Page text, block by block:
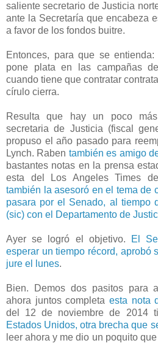
saliente secretario deJusticia
ante la Secretaría que encabeza
a favor de los fondos buitre.
Entonces, para que se
pone plata en las campañas
cuando tiene que contratar
círulo cierra.
Resulta que hay un poco
secretaria de Justicia (fiscal
propuso el año pasado para
Lynch. Raben también es amigo
bastantes notas en la prensa
esta del Los Angeles Times
también la asesoró en el tema de
pasara por el Senado, al tiempo
(sic) con el Departamento de
Ayer se logró el objetivo.
El
esperar un tiempo récord, aprobó
jure el lunes.
Bien. Demos dos pasitos para
ahora juntos completa esta nota
del 12 de noviembre de 2014
Estados Unidos, otra brecha que
leer ahora y me dio un poquito